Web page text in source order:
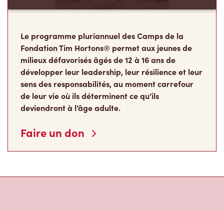
Le programme pluriannuel des Camps de la
Fondation Tim Hortons® permet aux jeunes de
milieux défavorisés âgés de 12 à 16 ans de
développer leur leadership, leur résilience et leur
sens des responsabilités, au moment carrefour
de leur vie où ils déterminent ce qu’ils
deviendront à l’âge adulte.
Faire un don